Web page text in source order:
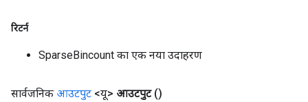
रिटर्न
SparseBincount का एक नया उदाहरण
सार्वजनिक आउटपुट <यू> आउटपुट ()